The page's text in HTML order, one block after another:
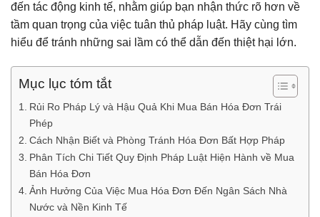
đến tác động kinh tế, nhằm giúp bạn nhận thức rõ hơn về
tầm quan trọng của việc tuân thủ pháp luật. Hãy cùng tìm
hiểu để tránh những sai lầm có thể dẫn đến thiệt hại lớn.
Mục lục tóm tắt
Rủi Ro Pháp Lý và Hậu Quả Khi Mua Bán Hóa Đơn Trái
Phép
Cách Nhận Biết và Phòng Tránh Hóa Đơn Bất Hợp Pháp
Phân Tích Chi Tiết Quy Định Pháp Luật Hiện Hành về Mua
Bán Hóa Đơn
Ảnh Hưởng Của Việc Mua Hóa Đơn Đến Ngân Sách Nhà
Nước và Nền Kinh Tế